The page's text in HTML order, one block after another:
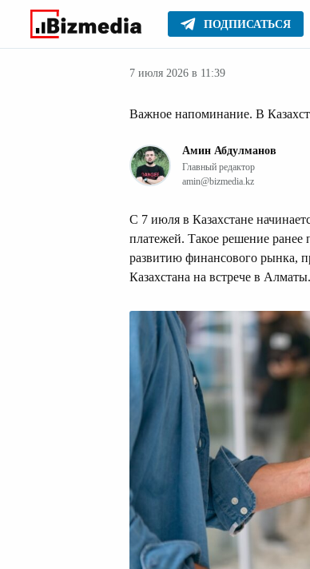
ПОДПИСАТЬСЯ
Главное Новости
7 июля 2026 в 11:39
Важное напоминание. В
Амин Абдулманов
Главный редактор
amin@bizmedia.kz
С 7 июля в Казахстане
платежей. Такое решение
развитию финансового рынка,
Казахстана на встрече в